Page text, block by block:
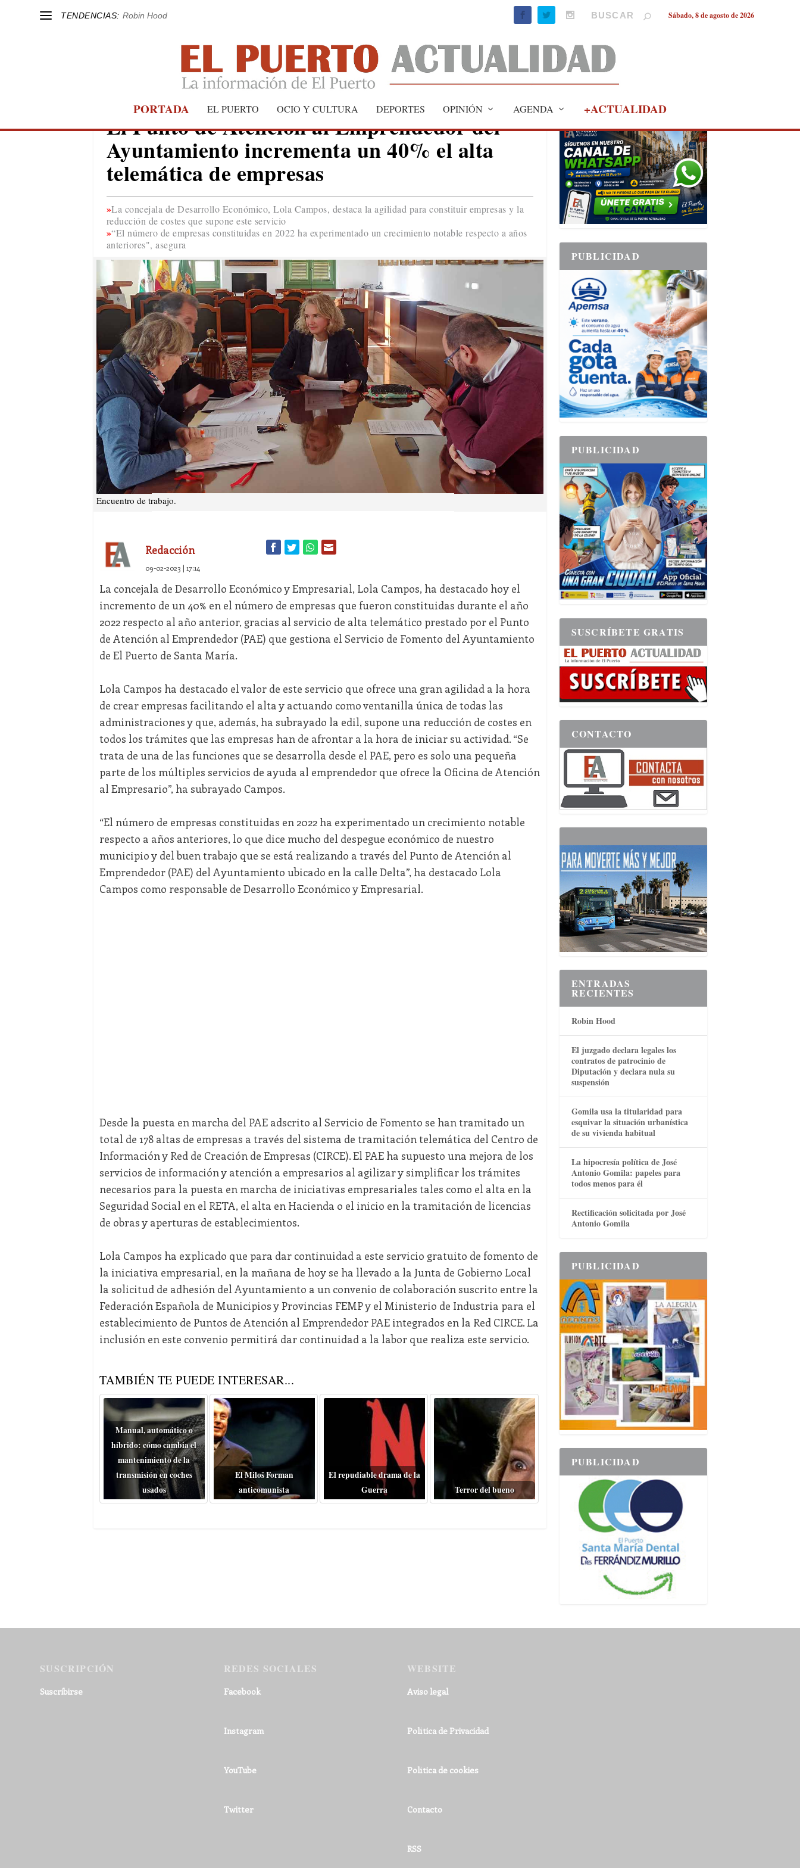
TENDENCIAS: Robin Hood Sábado, 8 de agosto de 2026
PORTADA EL PUERTO OCIO Y CULTURA DEPORTES OPINIÓN AGENDA +ACTUALIDAD
EL PUERTO
El Punto de Atención al Emprendedor del
Ayuntamiento incrementa un 40% el alta
telemática de empresas
La concejala de Desarrollo Económico, Lola Campos, destaca la agilidad para constituir empresas y la
reducción de costes que supone este servicio
“El número de empresas constituidas en 2022 ha experimentado un crecimiento notable respecto a años
anteriores", asegura
Encuentro de trabajo.
Redacción
09-02-2023 | 17:14
La concejala de Desarrollo Económico y Empresarial, Lola Campos, ha destacado hoy el
incremento de un 40% en el número de empresas que fueron constituidas durante el año
2022 respecto al año anterior, gracias al servicio de alta telemático prestado por el Punto
de Atención al Emprendedor (PAE) que gestiona el Servicio de Fomento del Ayuntamiento
de El Puerto de Santa María.
Lola Campos ha destacado el valor de este servicio que ofrece una gran agilidad a la hora
de crear empresas facilitando el alta y actuando como ventanilla única de todas las
administraciones y que, además, ha subrayado la edil, supone una reducción de costes en
todos los trámites que las empresas han de afrontar a la hora de iniciar su actividad. “Se
trata de una de las funciones que se desarrolla desde el PAE, pero es solo una pequeña
parte de los múltiples servicios de ayuda al emprendedor que ofrece la Oficina de Atención
al Empresario”, ha subrayado Campos.
“El número de empresas constituidas en 2022 ha experimentado un crecimiento notable
respecto a años anteriores, lo que dice mucho del despegue económico de nuestro
municipio y del buen trabajo que se está realizando a través del Punto de Atención al
Emprendedor (PAE) del Ayuntamiento ubicado en la calle Delta”, ha destacado Lola
Campos como responsable de Desarrollo Económico y Empresarial.
Desde la puesta en marcha del PAE adscrito al Servicio de Fomento se han tramitado un
total de 178 altas de empresas a través del sistema de tramitación telemática del Centro de
Información y Red de Creación de Empresas (CIRCE). El PAE ha supuesto una mejora de los
servicios de información y atención a empresarios al agilizar y simplificar los trámites
necesarios para la puesta en marcha de iniciativas empresariales tales como el alta en la
Seguridad Social en el RETA, el alta en Hacienda o el inicio en la tramitación de licencias
de obras y aperturas de establecimientos.
Lola Campos ha explicado que para dar continuidad a este servicio gratuito de fomento de
la iniciativa empresarial, en la mañana de hoy se ha llevado a la Junta de Gobierno Local
la solicitud de adhesión del Ayuntamiento a un convenio de colaboración suscrito entre la
Federación Española de Municipios y Provincias FEMP y el Ministerio de Industria para el
establecimiento de Puntos de Atención al Emprendedor PAE integrados en la Red CIRCE. La
inclusión en este convenio permitirá dar continuidad a la labor que realiza este servicio.
TAMBIÉN TE PUEDE INTERESAR...
Manual, automático o
híbrido: cómo cambia el
mantenimiento de la
transmisión en coches
usados
El Miloš Forman
anticomunista
El repudiable drama de la
Guerra
Terror del bueno
PUBLICIDAD
PUBLICIDAD
PUBLICIDAD
SUSCRÍBETE GRATIS
CONTACTO
ENTRADAS
RECIENTES
Robin Hood
El juzgado declara legales los
contratos de patrocinio de
Diputación y declara nula su
suspensión
Gomila usa la titularidad para
esquivar la situación urbanística
de su vivienda habitual
La hipocresía política de José
Antonio Gomila: papeles para
todos menos para él
Rectificación solicitada por José
Antonio Gomila
PUBLICIDAD
PUBLICIDAD
SUSCRIPCIÓN
Suscribirse
REDES SOCIALES
Facebook
Instagram
YouTube
Twitter
WEBSITE
Aviso legal
Política de Privacidad
Política de cookies
Contacto
RSS